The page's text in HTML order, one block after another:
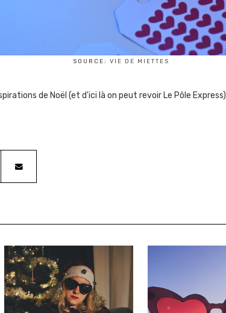
SOURCE: VIE DE MIETTES
de Noël (et d'ici là on peut revoir Le Pôle Express)